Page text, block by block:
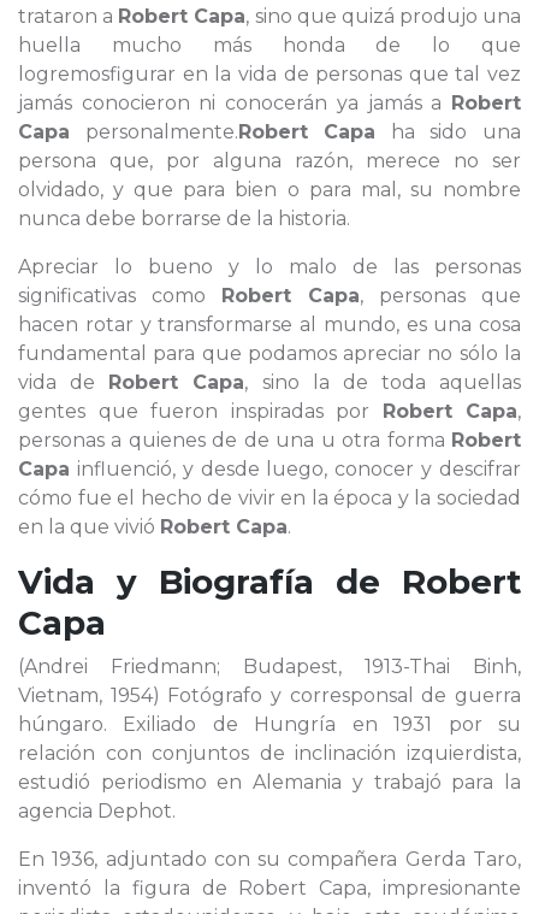
trataron a Robert Capa, sino que quizá produjo una
huella mucho más honda de lo que
logremosfigurar en la vida de personas que tal vez
jamás conocieron ni conocerán ya jamás a Robert
Capa personalmente.Robert Capa ha sido una
persona que, por alguna razón, merece no ser
olvidado, y que para bien o para mal, su nombre
nunca debe borrarse de la historia.
Apreciar lo bueno y lo malo de las personas
significativas como Robert Capa, personas que
hacen rotar y transformarse al mundo, es una cosa
fundamental para que podamos apreciar no sólo la
vida de Robert Capa, sino la de toda aquellas
gentes que fueron inspiradas por Robert Capa,
personas a quienes de de una u otra forma Robert
Capa influenció, y desde luego, conocer y descifrar
cómo fue el hecho de vivir en la época y la sociedad
en la que vivió Robert Capa.
Vida y Biografía de Robert
Capa
(Andrei Friedmann; Budapest, 1913-Thai Binh,
Vietnam, 1954) Fotógrafo y corresponsal de guerra
húngaro. Exiliado de Hungría en 1931 por su
relación con conjuntos de inclinación izquierdista,
estudió periodismo en Alemania y trabajó para la
agencia Dephot.
En 1936, adjuntado con su compañera Gerda Taro,
inventó la figura de Robert Capa, impresionante